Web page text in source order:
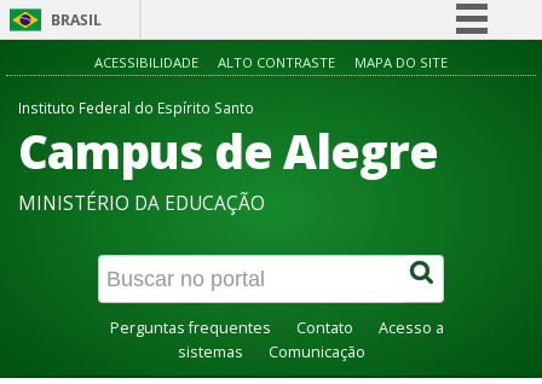
BRASIL
Simplifique!
Acesso à informação
Canais
ACESSIBILIDADE ALTO CONTRASTE MAPA DO SITE
Instituto Federal do Espírito Santo
Campus de Alegre
MINISTÉRIO DA EDUCAÇÃO
Perguntas frequentes Contato
Acesso a
sistemas
Comunicação